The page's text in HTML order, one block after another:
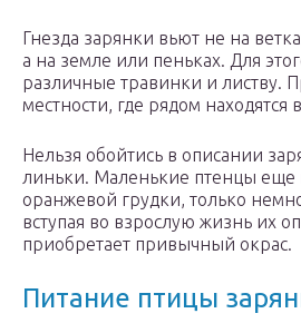
Гнезда зарянки вьют не на
а на земле или пеньках. Для
различные травинки и листву.
местности, где рядом находятся
Нельзя обойтись в описании
линьки. Маленькие птенцы
оранжевой грудки, только
вступая во взрослую жизнь их
приобретает привычный окрас.
Питание птицы